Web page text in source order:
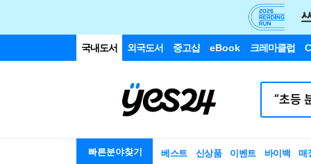
국내도서 외국도서 중고샵 eBook 크레마클럽
빠른분야찾기 베스트 신상품 이벤트 바이백 매